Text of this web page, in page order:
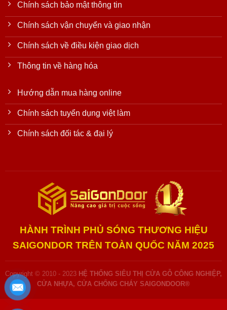
Chính sách bảo mật thông tin
Chính sách vận chuyển và giao nhận
Chính sách về điều kiện giao dịch
Thông tin về hàng hóa
Hướng dẫn mua hàng online
Chính sách tuyển dụng việt làm
Chính sách đối tác & đại lý
HÀNH TRÌNH PHỦ SÓNG THƯƠNG HIỆU
SAIGONDOR TRÊN TOÀN QUỐC NĂM 2025
Copyright © 2010 - 2023 HỆ THỐNG SIÊU THỊ CỬA GỖ CÔNG NGHIỆP,
CỬA NHỰA, CỬA CHỐNG CHÁY SAIGONDOOR®